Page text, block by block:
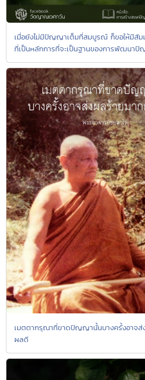
เมื่อยังไม่มีปัญญาเต็มที่สมบูรณ์ ก็ขอให้มีสั
ที่เป็นหลักการที่จะเป็นฐานของการพัฒนา
เมตตากรุณาที่ขาดปัญญานั้นบางครั้งอาจส่
ผลดี